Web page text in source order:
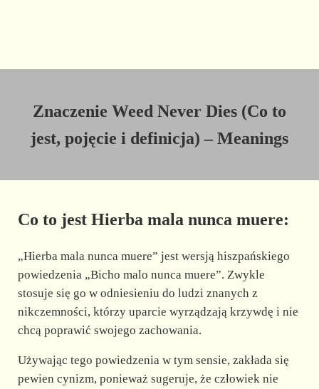
Znaczenie Weed Never Dies (Co to
jest, pojęcie i definicja) – Meanings
Co to jest Hierba mala nunca muere:
„Hierba mala nunca muere” jest wersją hiszpańskiego
powiedzenia „Bicho malo nunca muere”. Zwykle
stosuje się go w odniesieniu do ludzi znanych z
nikczemności, którzy uparcie wyrządzają krzywdę i nie
chcą poprawić swojego zachowania.
Używając tego powiedzenia w tym sensie, zakłada się
pewien cynizm, ponieważ sugeruje, że człowiek nie